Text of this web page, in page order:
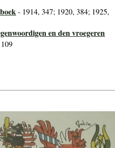
- 1914, 347; 1920, 384; 1925,
en den vroegeren